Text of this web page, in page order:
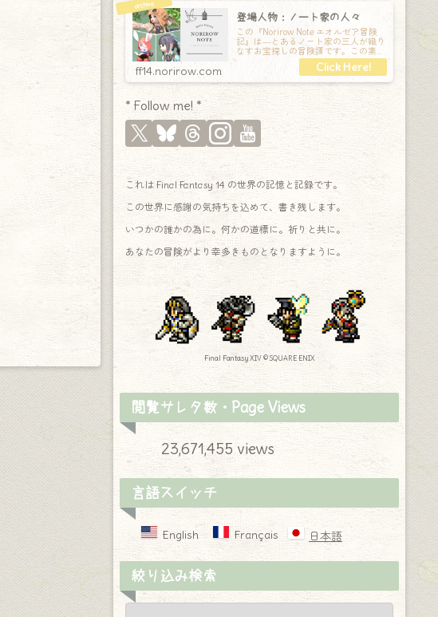
登場人物：ノート家の人々
この『Norirow Note エオルゼア冒険
記』は―とあるノート家の三人が織り
なすお宝探しの冒険譚です。この素敵
な Final Fantasy XIV の世界を旅しな
ff14.norirow.com
* Follow me! *
これは Final Fantasy 14 の世界の記憶と記録です。
この世界に感謝の気持ちを込めて、書き残します。
いつかの誰かの為に。何かの道標に。祈りと共に。
あなたの冒険がより幸多きものとなりますように。
Final Fantasy XIV © SQUARE ENIX
閲覧サレタ数・Page Views
23,671,455 views
言語スイッチ
English Français 日本語
絞り込み検索